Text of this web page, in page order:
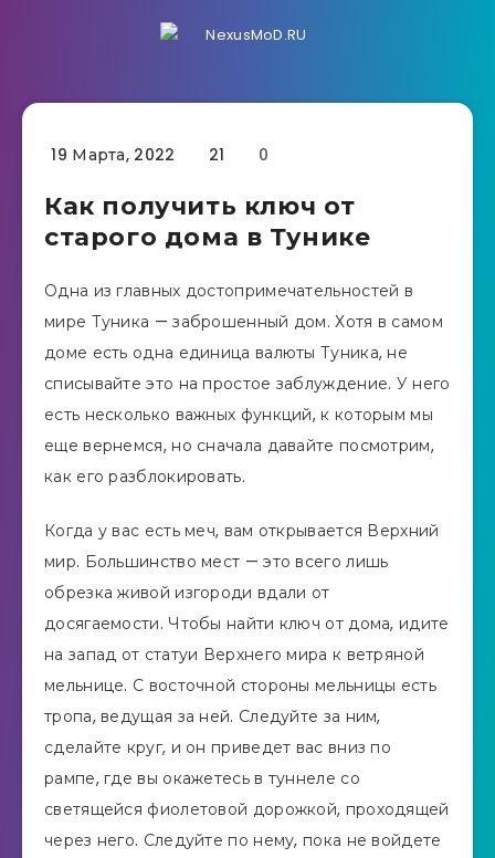
19 Марта, 2022 21 0
Как получить ключ от
старого дома в Тунике
Одна из главных достопримечательностей в
мире Туника — заброшенный дом. Хотя в самом
доме есть одна единица валюты Туника, не
списывайте это на простое заблуждение. У него
есть несколько важных функций, к которым мы
еще вернемся, но сначала давайте посмотрим,
как его разблокировать.
Когда у вас есть меч, вам открывается Верхний
мир. Большинство мест — это всего лишь
обрезка живой изгороди вдали от
досягаемости. Чтобы найти ключ от дома, идите
на запад от статуи Верхнего мира к ветряной
мельнице. С восточной стороны мельницы есть
тропа, ведущая за ней. Следуйте за ним,
сделайте круг, и он приведет вас вниз по
рампе, где вы окажетесь в туннеле со
светящейся фиолетовой дорожкой, проходящей
через него. Следуйте по нему, пока не войдете